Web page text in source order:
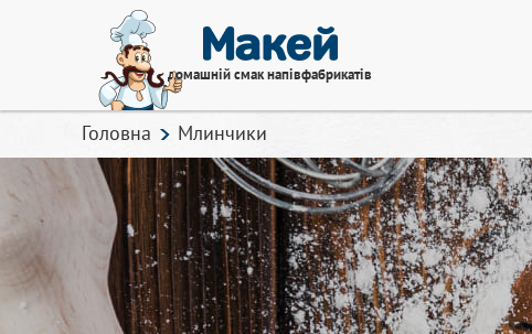
домашній смак напівфабрикатів
Головна Млинчики